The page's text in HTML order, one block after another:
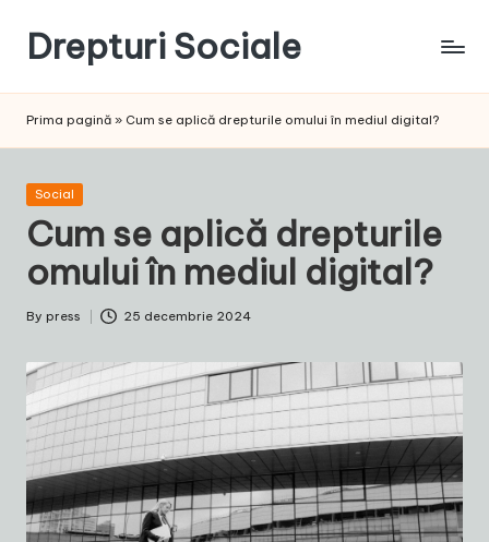
content
Drepturi Sociale
Sociale:
Ta,
Schimbarea
Noastră!
Prima pagină » Cum se aplică drepturile omului în mediul digital?
Posted
Social
Cum se aplică drepturile
omului în mediul digital?
Posted
By press 25 decembrie 2024